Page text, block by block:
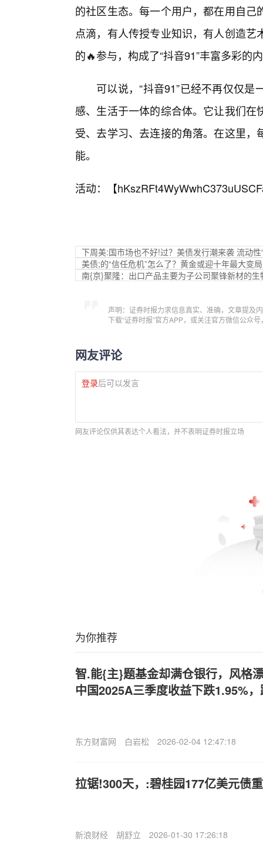
的社区生态。每一个用户，都在用自
点滴，有人传授专业知识，有人创造
的🔥参与，构成了“抖音91”丰富多彩的
可以说，“抖音91”已经不再仅仅
感、生活于一体的综合体。它让我们
受、去学习、去连接的角落。在这里
能。
活动：【
下周美:国市场也不好!过？美债发行潮来袭 流动性
美债;的“信任危机”怎么了？黄金或迎十年最大变局
南{京}聚隆：出口产品主要为子公司聚锋新材的生
声明：证券时报力求信息真实、准确，文章提及
下载“证券时报”官方APP，或关注官方微信公众
网友评论
登录后可以发言
网友评论仅供其表达个人看法，并不表明证券时报立场
为你推荐
智.能{主}题基金却满仓银行，风格
中国2025A三季度收益下跌1.95%
东方财富网 白岩松 2026-02-04 12:47:18
拉锯!300天，:碧桂园177亿美元债
新浪财经 胡舒立 2026-01-30 17:26:18